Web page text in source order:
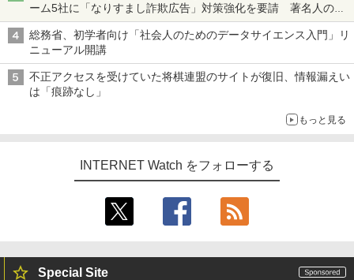
ーム5社に「なりすまし詐欺広告」対策強化を要請 著名人の写
真や映像を使った投資詐欺などへの対策として
総務省、初学者向け「社会人のためのデータサイエンス入門」リ
ニューアル開講
不正アクセスを受けていた将棋連盟のサイトが復旧、情報漏えい
は「痕跡なし」
もっと見る
INTERNET Watch をフォローする
Special Site